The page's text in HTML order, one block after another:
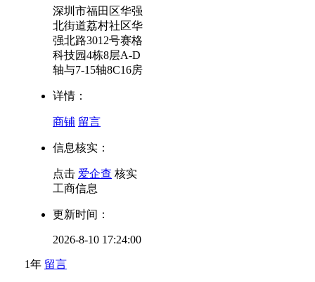
深圳市福田区华强
北街道荔村社区华
强北路3012号赛格
科技园4栋8层A-D
轴与7-15轴8C16房
详情：
商铺 留言
信息核实：
点击 爱企查 核实
工商信息
更新时间：
2026-8-10 17:24:00
1年 留言